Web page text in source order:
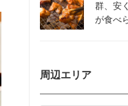
群、安
が食べ
周辺エリア